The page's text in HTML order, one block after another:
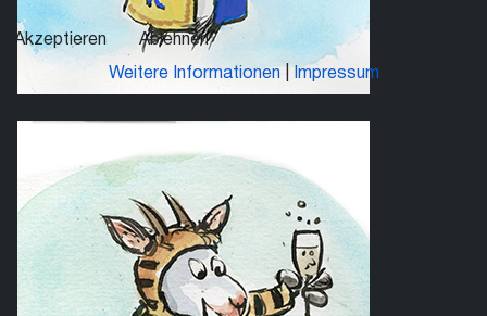
Akzeptieren Ablehnen
Weitere Informationen| Impressum